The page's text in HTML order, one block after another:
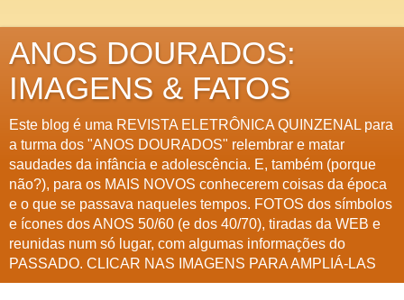
ANOS DOURADOS:
IMAGENS & FATOS
Este blog é uma REVISTA ELETRÔNICA QUINZENAL para
a turma dos "ANOS DOURADOS" relembrar e matar
saudades da infância e adolescência. E, também (porque
não?), para os MAIS NOVOS conhecerem coisas da época
e o que se passava naqueles tempos. FOTOS dos símbolos
e ícones dos ANOS 50/60 (e dos 40/70), tiradas da WEB e
reunidas num só lugar, com algumas informações do
PASSADO. CLICAR NAS IMAGENS PARA AMPLIÁ-LAS